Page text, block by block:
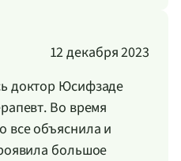
12 декабря 2023
доктор Юсифзаде
Во время
все объяснила и
большое